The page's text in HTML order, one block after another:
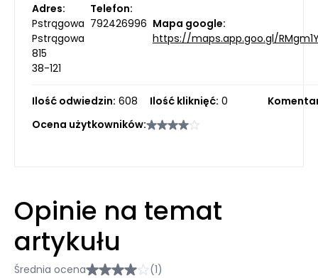
Adres:
Pstrągowa
Pstrągowa
815
38-121
Telefon:
792426996 Mapa google:
https://maps.app.goo.gl/
Ilość odwiedzin: 608 Ilość kliknięć: 0
Ocena użytkowników:
Opinie na temat
artykułu
Średnia ocena (1)